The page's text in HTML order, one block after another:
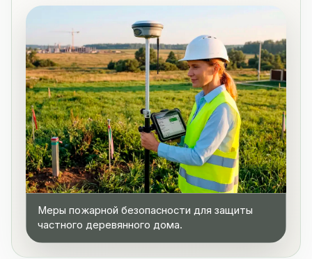
Меры пожарной безопасности для защиты
частного деревянного дома.